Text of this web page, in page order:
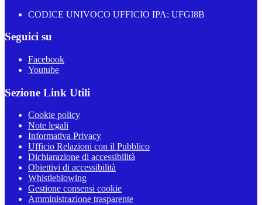
CODICE UNIVOCO UFFICIO IPA: UFGI8B
Seguici su
Facebook
Youtube
Sezione Link Utili
Cookie policy
Note legali
Informativa Privacy
Ufficio Relazioni con il Pubblico
Dichiarazione di accessibilità
Obiettivi di accessibilità
Whistleblowing
Gestione consensi cookie
Amministrazione trasparente